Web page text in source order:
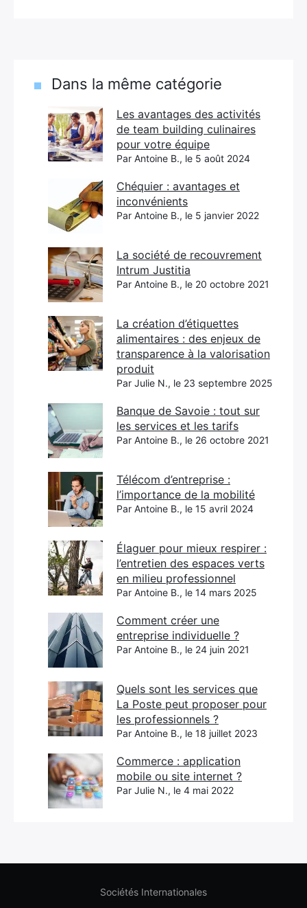
Dans la même catégorie
Les avantages des activités
de team building culinaires
pour votre équipe
Par Antoine B., le 5 août 2024
Chéquier : avantages et
inconvénients
Par Antoine B., le 5 janvier 2022
La société de recouvrement
Intrum Justitia
Par Antoine B., le 20 octobre 2021
La création d’étiquettes
alimentaires : des enjeux de
transparence à la valorisation
produit
Par Julie N., le 23 septembre 2025
Banque de Savoie : tout sur
les services et les tarifs
Par Antoine B., le 26 octobre 2021
Télécom d’entreprise :
l’importance de la mobilité
Par Antoine B., le 15 avril 2024
Élaguer pour mieux respirer :
l’entretien des espaces verts
en milieu professionnel
Par Antoine B., le 14 mars 2025
Comment créer une
entreprise individuelle ?
Par Antoine B., le 24 juin 2021
Quels sont les services que
La Poste peut proposer pour
les professionnels ?
Par Antoine B., le 18 juillet 2023
Commerce : application
mobile ou site internet ?
Par Julie N., le 4 mai 2022
Sociétés Internationales